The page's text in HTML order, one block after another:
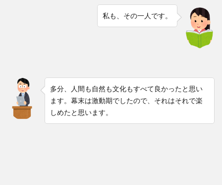
私も、その一人です。
多分、人間も自然も文化もすべて良かったと思い
ます。幕末は激動期でしたので、それはそれで楽
しめたと思います。